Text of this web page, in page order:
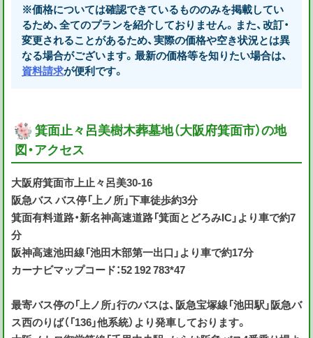
※価格については確認できているもののみを掲載してい
るため、全てのプランを紹介しておりません。また、改訂・
変更されることがあるため、実際の価格や空き状況とは異
なる場合がございます。最新の価格等を知りたい場合は、
資料請求が便利です。
箕面止々呂美樹木葬墓地（大阪府箕面市）の地
図・アクセス
大阪府箕面市上止々呂美30-16
阪急バス バス停「上ノ所」下車徒歩約3分
箕面有料道路・新名神高速道路「箕面とどろみIC」より車で約7
分
阪神高速池田線「池田木部第一出口」より車で約17分
カーナビマップコード：52 192 783*47
最寄バス停の「上ノ所」行のバスは、阪急宝塚線「池田駅」阪急バ
ス西のりば（「136」他系統）より発車しております。